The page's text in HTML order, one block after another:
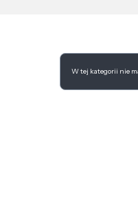
Lista
W tej kategorii nie